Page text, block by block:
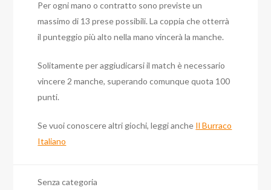
Per ogni mano o contratto sono previste un
massimo di 13 prese possibili. La coppia che otterrà
il punteggio più alto nella mano vincerà la manche.
Solitamente per aggiudicarsi il match è necessario
vincere 2 manche, superando comunque quota 100
punti.
Se vuoi conoscere altri giochi, leggi anche Il Burraco
Italiano
Senza categoria